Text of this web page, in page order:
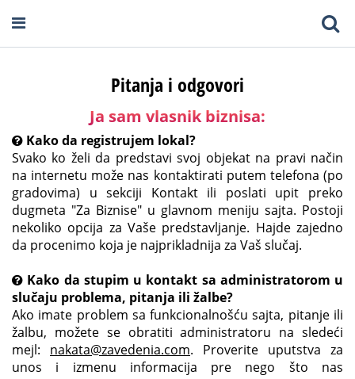
Pitanja i odgovori
Ja sam vlasnik biznisa:
Kako da registrujem lokal?
Svako ko želi da predstavi svoj objekat na pravi način
na internetu može nas kontaktirati putem telefona (po
gradovima) u sekciji Kontakt ili poslati upit preko
dugmeta "Za Biznise" u glavnom meniju sajta. Postoji
nekoliko opcija za Vaše predstavljanje. Hajde zajedno
da procenimo koja je najprikladnija za Vaš slučaj.
Kako da stupim u kontakt sa administratorom u
slučaju problema, pitanja ili žalbe?
Ako imate problem sa funkcionalnošću sajta, pitanje ili
žalbu, možete se obratiti administratoru na sledeći
mejl: nakata@zavedenia.com. Proverite uputstva za
unos i izmenu informacija pre nego što nas